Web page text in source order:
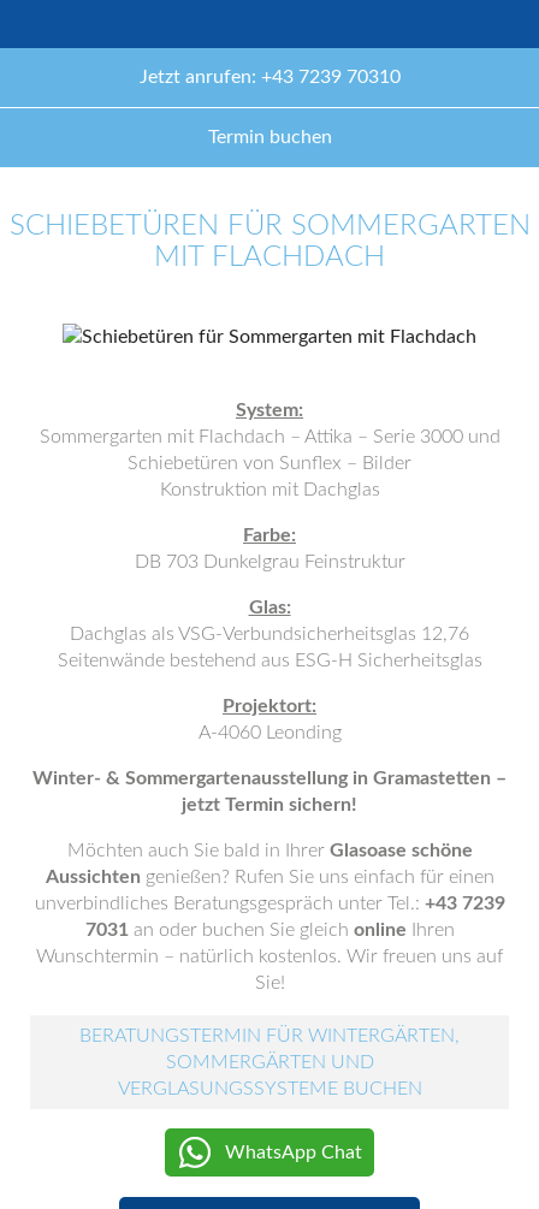
Jetzt anrufen: +43 7239 70310
Termin buchen
SCHIEBETÜREN FÜR SOMMERGARTEN
MIT FLACHDACH
System:
Sommergarten mit Flachdach – Attika – Serie 3000 und
Schiebetüren von Sunflex – Bilder
Konstruktion mit Dachglas
Farbe:
DB 703 Dunkelgrau Feinstruktur
Glas:
Dachglas als VSG-Verbundsicherheitsglas 12,76
Seitenwände bestehend aus ESG-H Sicherheitsglas
Projektort:
A-4060 Leonding
Winter- & Sommergartenausstellung in Gramastetten –
jetzt Termin sichern!
Möchten auch Sie bald in Ihrer Glasoase schöne
Aussichten genießen? Rufen Sie uns einfach für einen
unverbindliches Beratungsgespräch unter Tel.: +43 7239
7031 an oder buchen Sie gleich online Ihren
Wunschtermin – natürlich kostenlos. Wir freuen uns auf
Sie!
BERATUNGSTERMIN FÜR WINTERGÄRTEN,
SOMMERGÄRTEN UND
VERGLASUNGSSYSTEME BUCHEN
WhatsApp Chat